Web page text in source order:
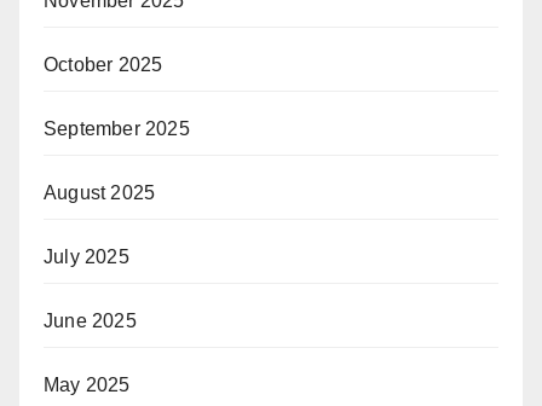
October 2025
September 2025
August 2025
July 2025
June 2025
May 2025